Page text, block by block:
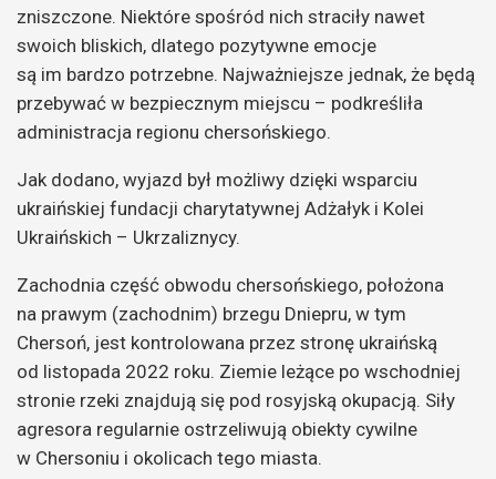
zniszczone. Niektóre spośród nich straciły nawet
swoich bliskich, dlatego pozytywne emocje
są im bardzo potrzebne. Najważniejsze jednak, że będą
przebywać w bezpiecznym miejscu – podkreśliła
administracja regionu chersońskiego.
Jak dodano, wyjazd był możliwy dzięki wsparciu
ukraińskiej fundacji charytatywnej Adżałyk i Kolei
Ukraińskich – Ukrzaliznycy.
Zachodnia część obwodu chersońskiego, położona
na prawym (zachodnim) brzegu Dniepru, w tym
Chersoń, jest kontrolowana przez stronę ukraińską
od listopada 2022 roku. Ziemie leżące po wschodniej
stronie rzeki znajdują się pod rosyjską okupacją. Siły
agresora regularnie ostrzeliwują obiekty cywilne
w Chersoniu i okolicach tego miasta.